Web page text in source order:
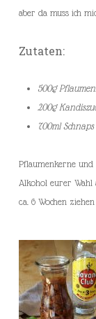
aber da muss ich
Zutaten:
500g
200g
700ml
Pflaumenkerne und
Alkohol eurer Wahl
ca. 6 Wochen